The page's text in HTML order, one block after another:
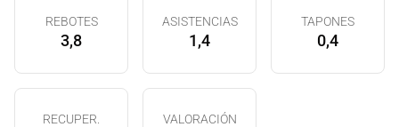
REBOTES
3,8
ASISTENCIAS
1,4
TAPONES
0,4
RECUPER. VALORACIÓN